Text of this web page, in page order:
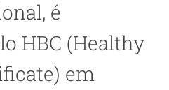
é
HBC (Healthy
em